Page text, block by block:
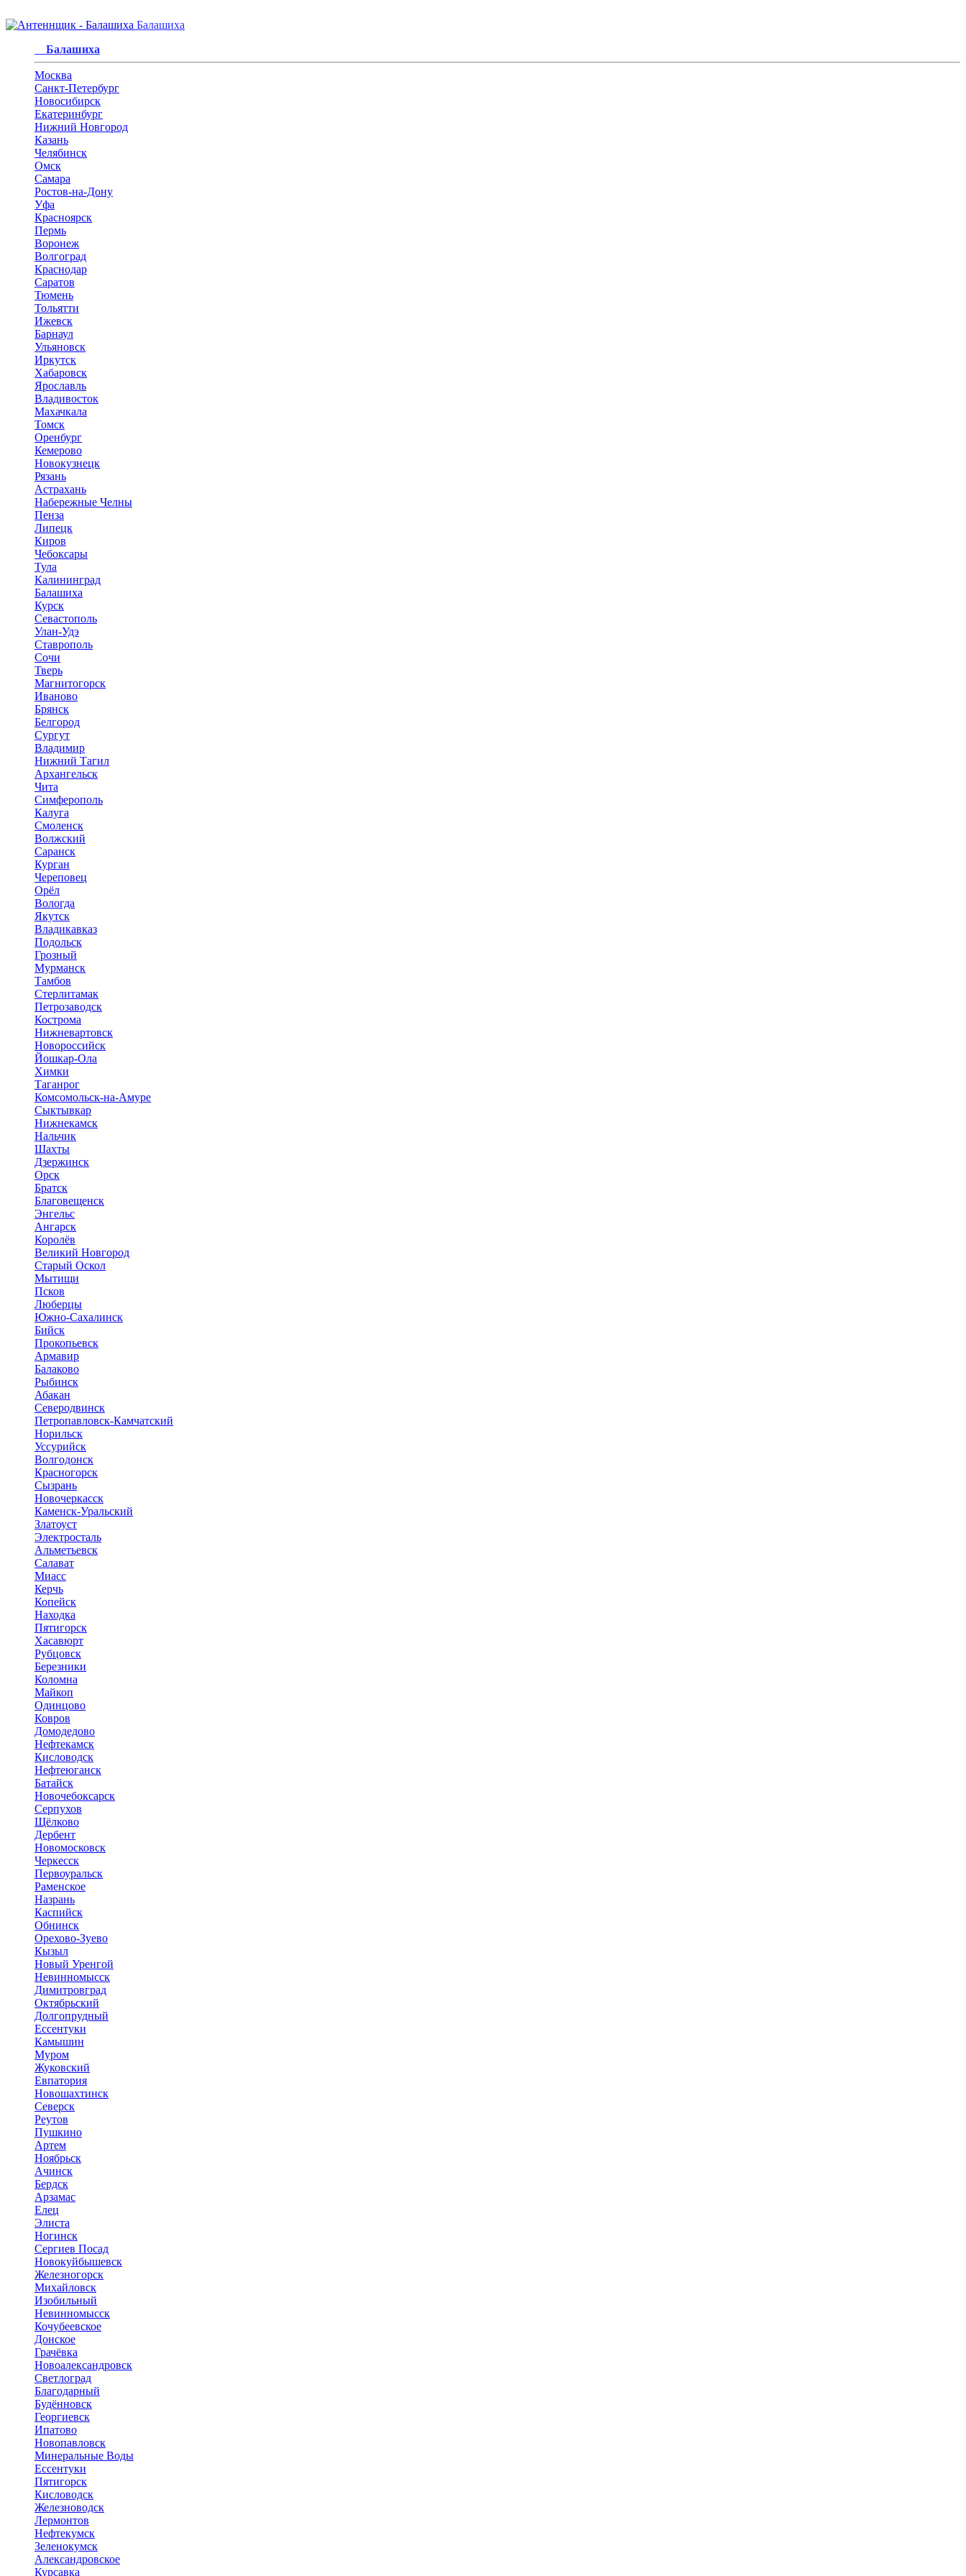
Балашиха
Балашиха
Москва
Санкт-Петербург
Новосибирск
Екатеринбург
Нижний Новгород
Казань
Челябинск
Омск
Самара
Ростов-на-Дону
Уфа
Красноярск
Пермь
Воронеж
Волгоград
Краснодар
Саратов
Тюмень
Тольятти
Ижевск
Барнаул
Ульяновск
Иркутск
Хабаровск
Ярославль
Владивосток
Махачкала
Томск
Оренбург
Кемерово
Новокузнецк
Рязань
Астрахань
Набережные Челны
Пенза
Липецк
Киров
Чебоксары
Тула
Калининград
Балашиха
Курск
Севастополь
Улан-Удэ
Ставрополь
Сочи
Тверь
Магнитогорск
Иваново
Брянск
Белгород
Сургут
Владимир
Нижний Тагил
Архангельск
Чита
Симферополь
Калуга
Смоленск
Волжский
Саранск
Курган
Череповец
Орёл
Вологда
Якутск
Владикавказ
Подольск
Грозный
Мурманск
Тамбов
Стерлитамак
Петрозаводск
Кострома
Нижневартовск
Новороссийск
Йошкар-Ола
Химки
Таганрог
Комсомольск-на-Амуре
Сыктывкар
Нижнекамск
Нальчик
Шахты
Дзержинск
Орск
Братск
Благовещенск
Энгельс
Ангарск
Королёв
Великий Новгород
Старый Оскол
Мытищи
Псков
Люберцы
Южно-Сахалинск
Бийск
Прокопьевск
Армавир
Балаково
Рыбинск
Абакан
Северодвинск
Петропавловск-Камчатский
Норильск
Уссурийск
Волгодонск
Красногорск
Сызрань
Новочеркасск
Каменск-Уральский
Златоуст
Электросталь
Альметьевск
Салават
Миасс
Керчь
Копейск
Находка
Пятигорск
Хасавюрт
Рубцовск
Березники
Коломна
Майкоп
Одинцово
Ковров
Домодедово
Нефтекамск
Кисловодск
Нефтеюганск
Батайск
Новочебоксарск
Серпухов
Щёлково
Дербент
Новомосковск
Черкесск
Первоуральск
Раменское
Назрань
Каспийск
Обнинск
Орехово-Зуево
Кызыл
Новый Уренгой
Невинномысск
Димитровград
Октябрьский
Долгопрудный
Ессентуки
Камышин
Муром
Жуковский
Евпатория
Новошахтинск
Северск
Реутов
Пушкино
Артем
Ноябрьск
Ачинск
Бердск
Арзамас
Елец
Элиста
Ногинск
Сергиев Посад
Новокуйбышевск
Железногорск
Михайловск
Изобильный
Невинномысск
Кочубеевское
Донское
Грачёвка
Новоалександровск
Светлоград
Благодарный
Будённовск
Георгиевск
Ипатово
Новопавловск
Минеральные Воды
Ессентуки
Пятигорск
Кисловодск
Железноводск
Лермонтов
Нефтекумск
Зеленокумск
Александровское
Курсавка